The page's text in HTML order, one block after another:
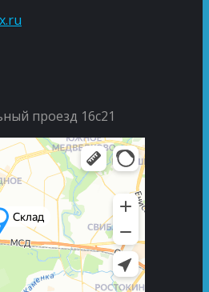
проезд 16с21